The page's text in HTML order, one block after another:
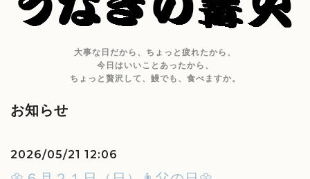
大事な日だから、ちょっと疲れたから、
今日はいいことあったから、
ちょっと贅沢して、鰻でも、食べますか。
お知らせ
2026/05/21 12:06